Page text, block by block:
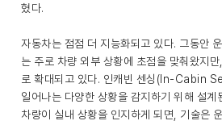
혔다.
자동차는 점점 더 지능화되고 있다. 그동안
는 주로 차량 외부 상황에 초점을 맞춰왔지
로 확대되고 있다. 인캐빈 센싱(In-Cabin
일어나는 다양한 상황을 감지하기 위해 설계
차량이 실내 상황을 인지하게 되면, 기술은